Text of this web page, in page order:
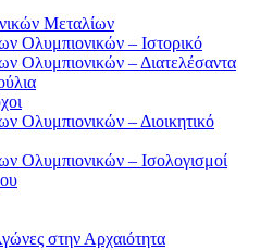
Μεταλίων
Ολυμπιονικών – Ιστορικό
Ολυμπιονικών – Διατελέσαντα
Ολυμπιονικών – Διοικητικό
Ολυμπιονικών – Ισολογισμοί
στην Αρχαιότητα